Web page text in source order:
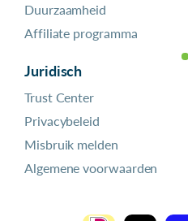
Duurzaamheid
Affiliate programma
Juridisch
Trust Center
Privacybeleid
Misbruik melden
Algemene voorwaarden